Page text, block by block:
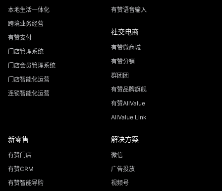
本地生活一体化
跨境业务经营
有赞支付
门店管理系统
门店会员管理系统
门店智能化运营
连锁智能化运营
有赞语音输入
社交电商
有赞微商城
有赞分销
群团团
有赞品牌旗舰
有赞AllValue
AllValue Link
新零售
有赞门店
有赞CRM
有赞智能导购
解决方案
微信
广告投放
视频号